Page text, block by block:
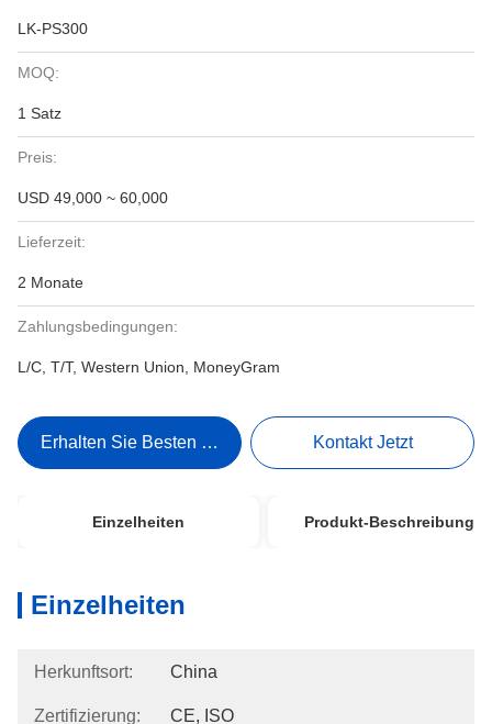
LK-PS300
MOQ:
1 Satz
Preis:
USD 49,000 ~ 60,000
Lieferzeit:
2 Monate
Zahlungsbedingungen:
L/C, T/T, Western Union, MoneyGram
Erhalten Sie Besten Preis Kontakt Jetzt
Einzelheiten Produkt-Beschreibung
Einzelheiten
Herkunftsort: China
Zertifizierung: CE, ISO